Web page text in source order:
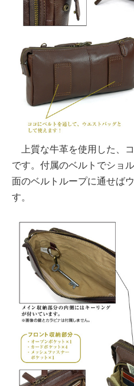
上質な牛革を使用した、
です。付属のベルトでショ
面のベルトループに通せば
す。